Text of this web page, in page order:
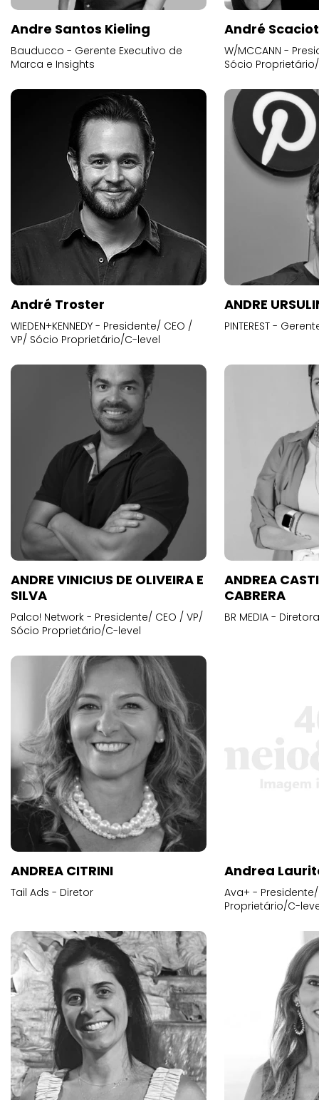
Andre Santos Kieling
Bauducco - Gerente Executivo de
Marca e Insights
André
W/MCCANN -
Sócio
André Troster
WIEDEN+KENNEDY - Presidente/ CEO /
VP/ Sócio Proprietário/C-level
ANDRE
PINTEREST -
ANDRE VINICIUS DE OLIVEIRA E
SILVA
Palco! Network - Presidente/ CEO / VP/
Sócio Proprietário/C-level
ANDREA
CABRERA
BR MEDIA -
ANDREA CITRINI
Tail Ads - Diretor
Andrea
Ava+ -
Proprietário/C-